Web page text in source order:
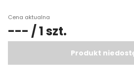
Cena aktualna
--- / 1 szt.
Produkt